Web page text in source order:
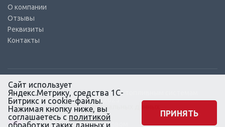
О компании
Отзывы
Реквизиты
Контакты
© КТС-Дизель – Комплектующие к топливным системам
Все права защищены, 2003 – 2025
Согласие на обработку персональных данных
Сайт создан в маркетинговом
Сайт использует
Яндекс.Метрику, средства 1С-
Битрикс и cookie-файлы.
Нажимая кнопку ниже, вы
соглашаетесь с политикой
обработки таких данных и
ПРИНЯТЬ